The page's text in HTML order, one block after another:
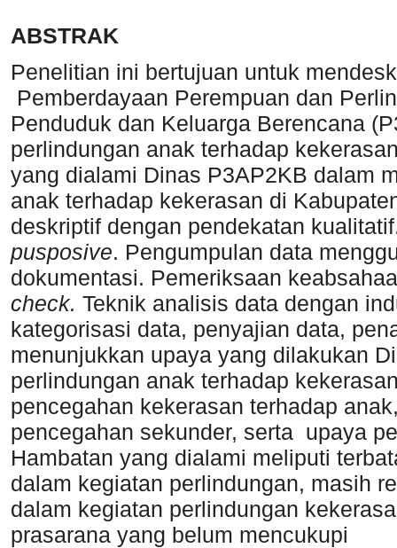
ABSTRAK
Penelitian ini bertujuan untuk
Pemberdayaan Perempuan dan
Penduduk dan Keluarga Berencana
perlindungan anak terhadap
yang dialami Dinas P3AP2KB dalam
anak terhadap kekerasan di
deskriptif dengan pendekatan
pusposive. Pengumpulan data
dokumentasi. Pemeriksaan
check. Teknik analisis data dengan
kategorisasi data, penyajian data,
menunjukkan upaya yang dilakukan
perlindungan anak terhadap
pencegahan kekerasan terhadap
pencegahan sekunder, serta upaya
Hambatan yang dialami meliputi
dalam kegiatan perlindungan, masih
dalam kegiatan perlindungan
prasarana yang belum mencukupi